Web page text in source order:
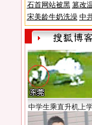
石首网站被黑 篡改
宋美龄牛奶洗澡 中
中学生乘直升机上